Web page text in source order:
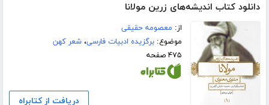
دانلود کتاب اندیشه‌های زرین مولانا
از: معصومه حقیقی
موضوع:برگزیده ادبیات فارسی،شعر کهن
۴۷۵ صفحه
دریافت از کتابراه